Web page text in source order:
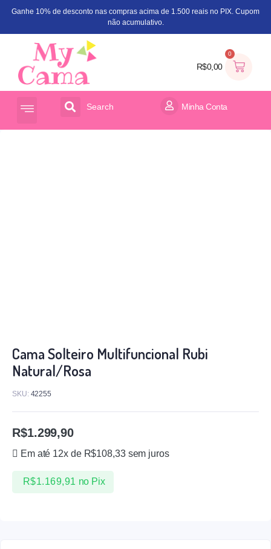
Ganhe 10% de desconto nas compras acima de 1.500 reais no PIX. Cupom
não acumulativo.
R$0,00
0
Search Minha Conta
Cama Solteiro Multifuncional Rubi
Natural/Rosa
SKU: 42255
R$1.299,90
Em até 12x de R$108,33sem juros
R$1.169,91 no Pix